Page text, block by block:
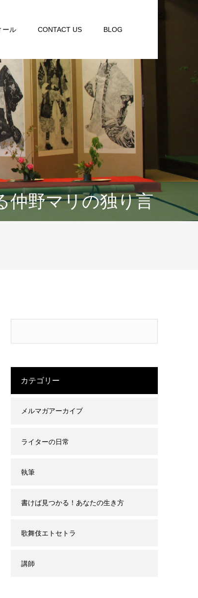
ール CONTACT US BLOG
仲野マリの独り言
カテゴリー
メルマガアーカイブ
ライターの日常
執筆
書けば見つかる！あなたの生き方
歌舞伎エトセトラ
講師